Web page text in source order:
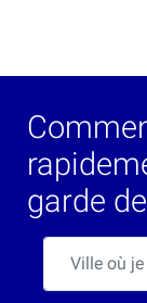
garde